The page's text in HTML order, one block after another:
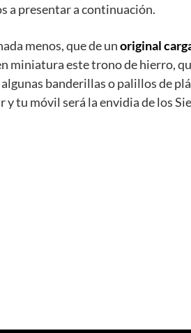
a presentar a continuación.
menos, que de unoriginal
miniatura este trono de hierro,
banderillas o palillos de
y tu móvil será la envidia de los